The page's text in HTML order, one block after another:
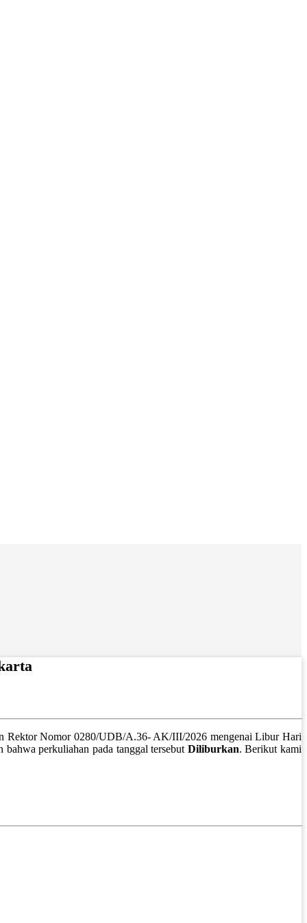
Rektor Nomor 0280/UDB/A.36- AK/III/2026 mengenai Libur Hari
perkuliahan pada tanggal tersebut Diliburkan. Berikut kami